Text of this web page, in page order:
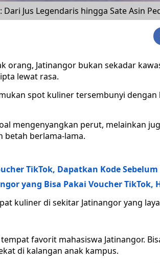
Dari Jus Legendaris hingga Sate Asin
orang, Jatinangor bukan sekadar
lewat rasa.
spot kuliner tersembunyi
mengenyangkan perut, melainkan
betah berlama-lama.
TikTok, Dapatkan Kode
yang Bisa Pakai Voucher TikTok,
kuliner di sekitar Jatinangor yang
favorit mahasiswa Jatinangor.
di kalangan anak kampus.